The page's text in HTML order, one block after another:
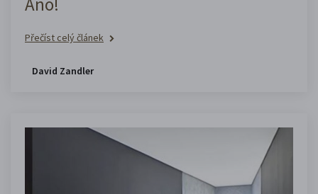
Přečíst celý článek
David Zandler